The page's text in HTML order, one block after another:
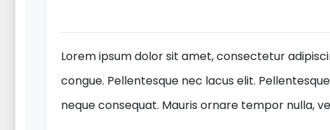
Lorem ipsum dolor sit amet, consectetur
congue. Pellentesque nec lacus elit.
neque consequat. Mauris ornare tempor nulla,